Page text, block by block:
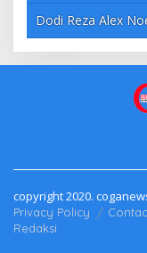
Dodi Reza Alex
copyright 2020.
Privacy Policy
Redaksi